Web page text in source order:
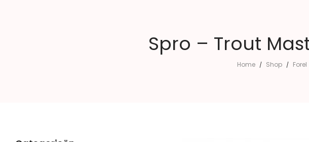
Spro – Trout
Home / Shop / Forel